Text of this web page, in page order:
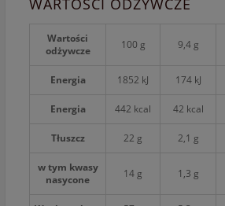
WARTOŚCI ODŻYWCZE
Wartości
odżywcze
100 g 9,4 g
Energia 1852 kJ 174 kJ
Energia 442 kcal 42 kcal
Tłuszcz 22 g 2,1 g
w tym kwasy
nasycone
14 g 1,3 g